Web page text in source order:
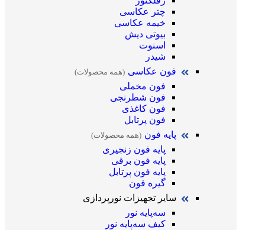
چتر عکاسی
خیمه عکاسی
بیوتی دیش
اسنوت
شیدر
فون عکاسی (همه محصولات)
فون مخملی
فون شطرنجی
فون کاغذی
فون پرتابل
پایه فون (همه محصولات)
پایه فون زنجیری
پایه فون برقی
پایه فون پرتابل
گیره فون
سایر تجهیزات نورپردازی
سه‌پایه نور
کیف سه‌پایه نور